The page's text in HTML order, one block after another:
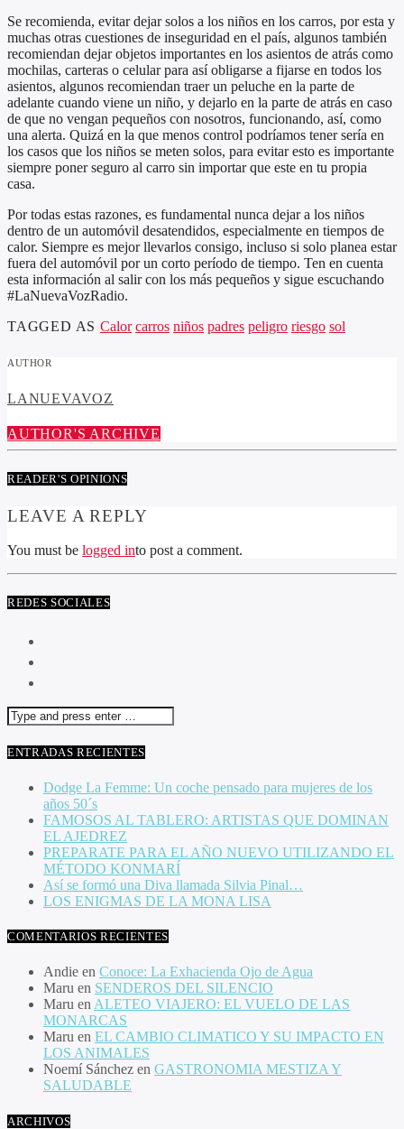
Se recomienda, evitar dejar solos a los niños en los carros, por esta y
muchas otras cuestiones de inseguridad en el país, algunos también
recomiendan dejar objetos importantes en los asientos de atrás como
mochilas, carteras o celular para así obligarse a fijarse en todos los
asientos, algunos recomiendan traer un peluche en la parte de
adelante cuando viene un niño, y dejarlo en la parte de atrás en caso
de que no vengan pequeños con nosotros, funcionando, así, como
una alerta. Quizá en la que menos control podríamos tener sería en
los casos que los niños se meten solos, para evitar esto es importante
siempre poner seguro al carro sin importar que este en tu propia
casa.
Por todas estas razones, es fundamental nunca dejar a los niños
dentro de un automóvil desatendidos, especialmente en tiempos de
calor. Siempre es mejor llevarlos consigo, incluso si solo planea estar
fuera del automóvil por un corto período de tiempo. Ten en cuenta
esta información al salir con los más pequeños y sigue escuchando
#LaNuevaVozRadio.
TAGGED AS Calor carros niños padres peligro riesgo sol
AUTHOR
LANUEVAVOZ
AUTHOR'S ARCHIVE
READER'S OPINIONS
LEAVE A REPLY
You must be logged into post a comment.
REDES SOCIALES
ENTRADAS RECIENTES
Dodge La Femme: Un coche pensado para mujeres de los
años 50´s
FAMOSOS AL TABLERO: ARTISTAS QUE DOMINAN
EL AJEDREZ
PREPARATE PARA EL AÑO NUEVO UTILIZANDO EL
MÉTODO KONMARÍ
Así se formó una Diva llamada Silvia Pinal…
LOS ENIGMAS DE LA MONA LISA
COMENTARIOS RECIENTES
Andie en Conoce: La Exhacienda Ojo de Agua
Maru en SENDEROS DEL SILENCIO
Maru enALETEO VIAJERO: EL VUELO DE LAS
MONARCAS
Maru en EL CAMBIO CLIMATICO Y SU IMPACTO EN
LOS ANIMALES
Noemí Sánchez en GASTRONOMIA MESTIZA Y
SALUDABLE
ARCHIVOS